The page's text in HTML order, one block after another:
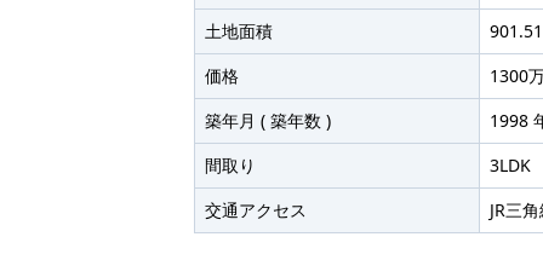
土地面積
価格
1300
築年月 ( 築年数 )
1998
間取り
3LDK
交通アクセス
JR三